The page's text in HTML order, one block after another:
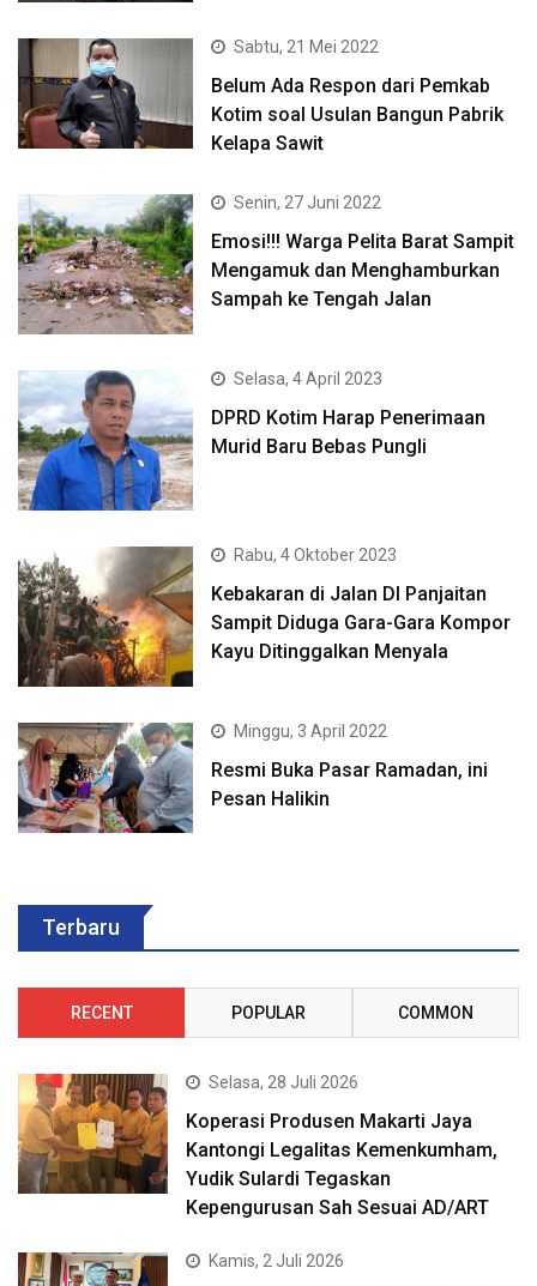
Sabtu, 21 Mei 2022
Belum Ada Respon dari Pemkab
Kotim soal Usulan Bangun Pabrik
Kelapa Sawit
Senin, 27 Juni 2022
Emosi!!! Warga Pelita Barat Sampit
Mengamuk dan Menghamburkan
Sampah ke Tengah Jalan
Selasa, 4 April 2023
DPRD Kotim Harap Penerimaan
Murid Baru Bebas Pungli
Rabu, 4 Oktober 2023
Kebakaran di Jalan DI Panjaitan
Sampit Diduga Gara-Gara Kompor
Kayu Ditinggalkan Menyala
Minggu, 3 April 2022
Resmi Buka Pasar Ramadan, ini
Pesan Halikin
Terbaru
RECENT POPULAR COMMON
Selasa, 28 Juli 2026
Koperasi Produsen Makarti Jaya
Kantongi Legalitas Kemenkumham,
Yudik Sulardi Tegaskan
Kepengurusan Sah Sesuai AD/ART
Kamis, 2 Juli 2026